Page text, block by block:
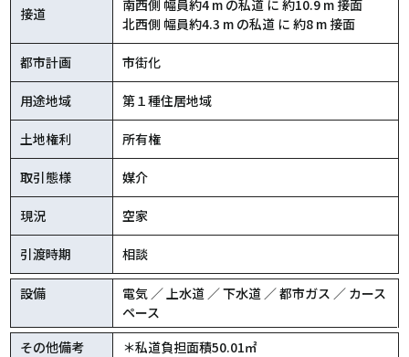
接道
南西側 幅員約4 m の私道 に 約10.9 m 接面
北西側 幅員約4.3 m の私道 に 約8 m 接面
都市計画 市街化
用途地域 第１種住居地域
土地権利 所有権
取引態様 媒介
現況 空家
引渡時期 相談
設備
電気 ／ 上水道 ／ 下水道 ／ 都市ガス ／ カース
ペース
その他備考
＊私道負担面積50.01㎡